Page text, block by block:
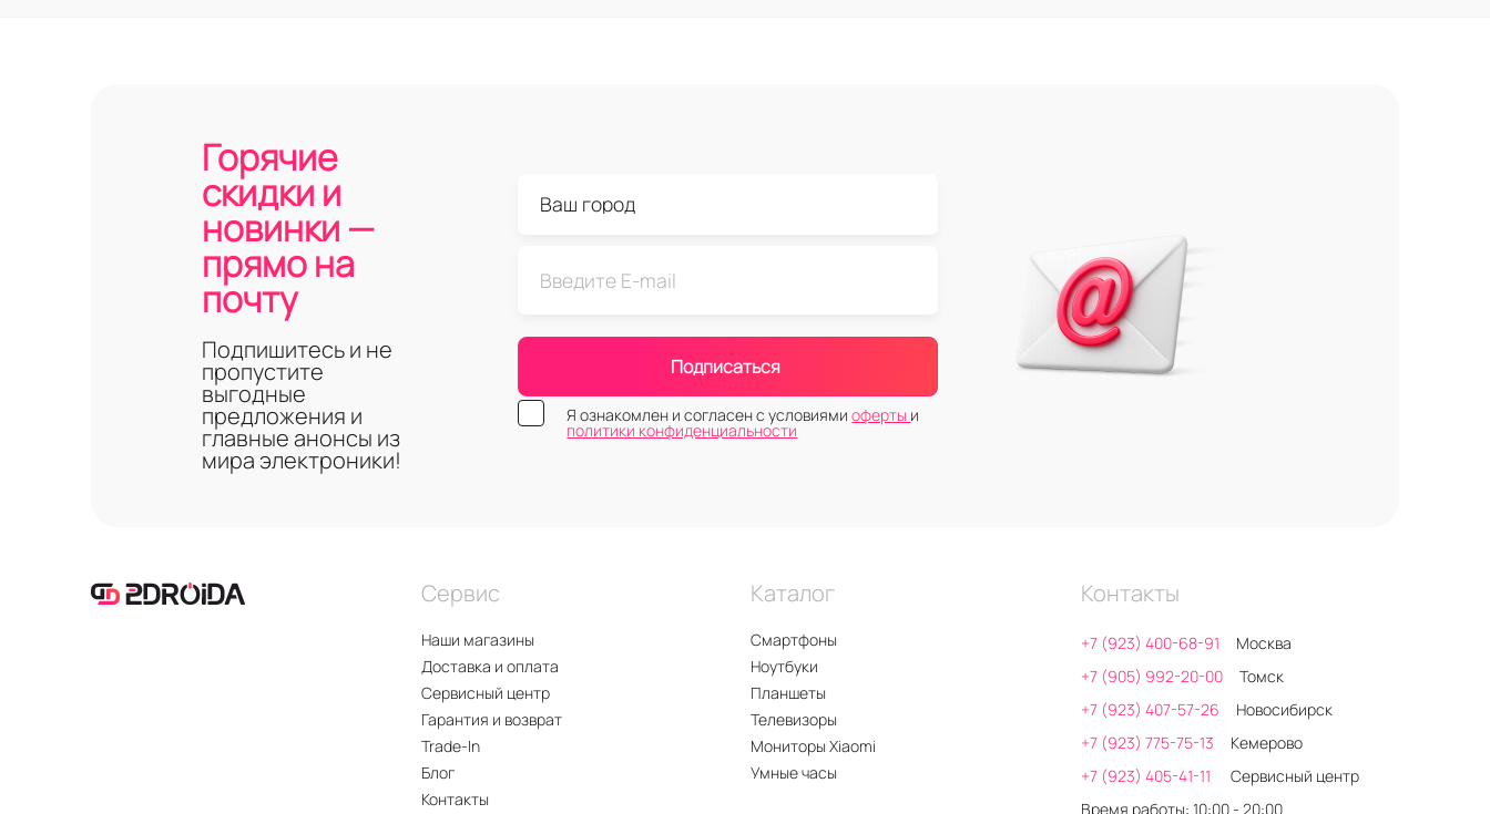
Горячие
скидки и
новинки —
прямо на
почту
Подпишитесь и не
пропустите
выгодные
предложения и
главные анонсы из
мира электроники!
Подписаться
Я ознакомлен и согласен с условиямиоферты и
политики конфиденциальности
Сервис
Наши магазины
Доставка и оплата
Сервисный центр
Гарантия и возврат
Trade-In
Блог
Контакты
Каталог
Смартфоны
Ноутбуки
Планшеты
Телевизоры
Мониторы Xiaomi
Умные часы
Контакты
+7 (923) 400-68-91
Москва
+7 (905) 992-20-00
Томск
+7 (923) 407-57-26
Новосибирск
+7 (923) 775-75-13
Кемерово
+7 (923) 405-41-11
Сервисный центр
Время работы: 10:00 - 20:00